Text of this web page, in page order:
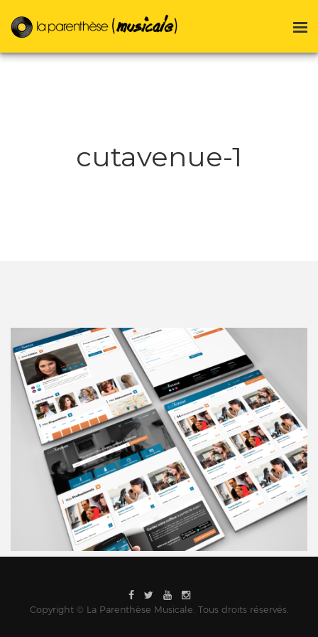
cutavenue-1
Copyright © La Parenthèse Musicale. Tous droits réservés.